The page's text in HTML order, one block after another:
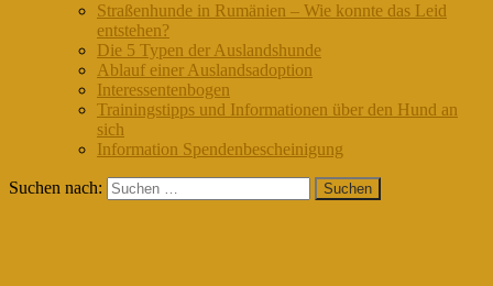
Straßenhunde in Rumänien – Wie konnte das Leid
entstehen?
Die 5 Typen der Auslandshunde
Ablauf einer Auslandsadoption
Interessentenbogen
Trainingstipps und Informationen über den Hund an
sich
Information Spendenbescheinigung
Suchen nach: